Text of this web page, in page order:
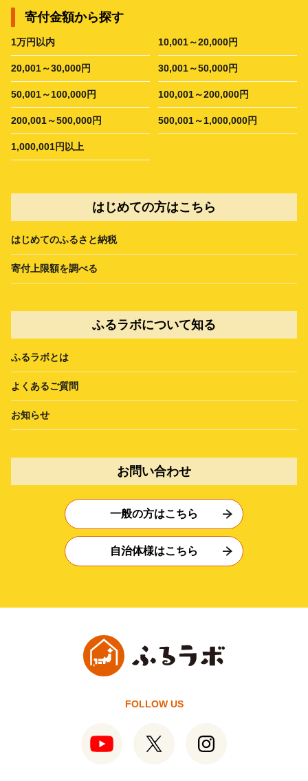
寄付金額から探す
1万円以内 10,001～20,000円
20,001～30,000円 30,001～50,000円
50,001～100,000円 100,001～200,000円
200,001～500,000円 500,001～1,000,000円
1,000,001円以上
はじめての方はこちら
はじめてのふるさと納税
寄付上限額を調べる
ふるラボについて知る
ふるラボとは
よくあるご質問
お知らせ
お問い合わせ
一般の方はこちら
自治体様はこちら
FOLLOW US